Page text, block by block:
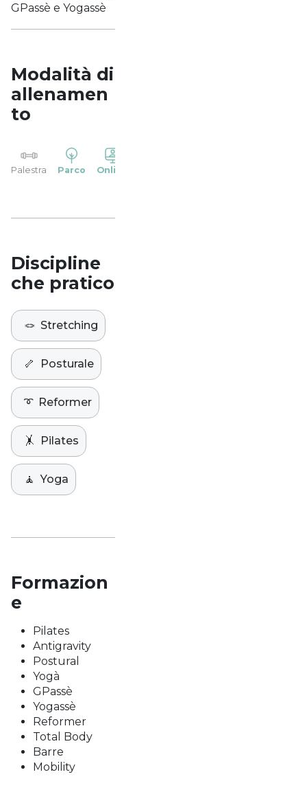
GPassè e Yogassè
Modalità di
allenamen
to
Palestra Parco Online
Discipline
che pratico
🪢 Stretching
🦴 Posturale
➰ Reformer
🤸 Pilates
🧘 Yoga
Formazion
e
Pilates
Antigravity
Postural
Yogà
GPassè
Yogassè
Reformer
Total Body
Barre
Mobility